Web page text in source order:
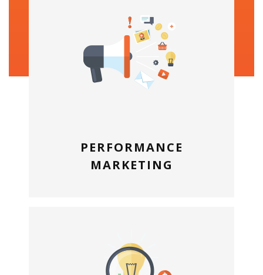
PERFORMANCE
MARKETING